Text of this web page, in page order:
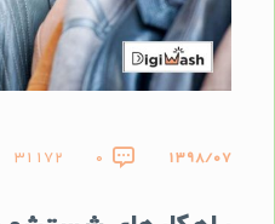
1398/07
0
31172